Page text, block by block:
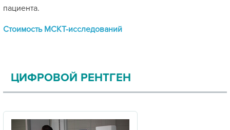
пациента.
Стоимость МСКТ-исследований
ЦИФРОВОЙ РЕНТГЕН